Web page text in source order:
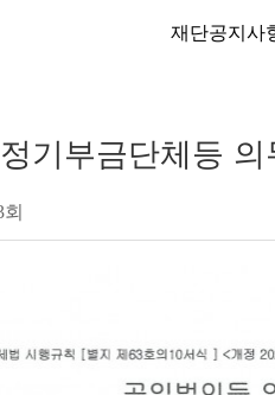
재단공지사
기부금단체등